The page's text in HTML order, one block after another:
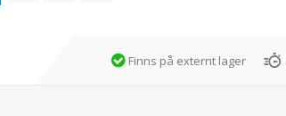
Finns på externt lager